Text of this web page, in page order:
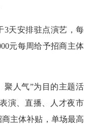
天安排驻点演艺，每
元每周给予招商主体
人气”为目的主题活
演、直播、人才夜市
主体补贴，单场最高